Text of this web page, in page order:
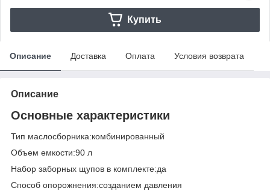
Купить
Описание Доставка Оплата Условия возврата
Описание
Основные характеристики
Тип маслосборника:комбинированный
Объем емкости:90 л
Набор заборных щупов в комплекте:да
Способ опорожнения:созданием давления